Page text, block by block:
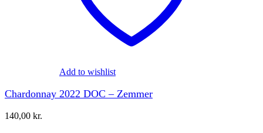
Add to wishlist
Chardonnay 2022 DOC – Zemmer
140,00 kr.